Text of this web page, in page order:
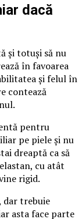
dacă
și totuși să nu
în favoarea
și felul în
contează
pentru
pe piele și nu
dreaptă ca să
cu atât
rigid.
dar trebuie
asta face parte